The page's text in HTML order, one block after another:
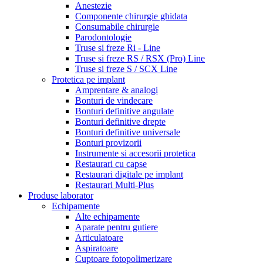
Anestezie
Componente chirurgie ghidata
Consumabile chirurgie
Parodontologie
Truse si freze Ri - Line
Truse si freze RS / RSX (Pro) Line
Truse si freze S / SCX Line
Protetica pe implant
Amprentare & analogi
Bonturi de vindecare
Bonturi definitive angulate
Bonturi definitive drepte
Bonturi definitive universale
Bonturi provizorii
Instrumente si accesorii protetica
Restaurari cu capse
Restaurari digitale pe implant
Restaurari Multi-Plus
Produse laborator
Echipamente
Alte echipamente
Aparate pentru gutiere
Articulatoare
Aspiratoare
Cuptoare fotopolimerizare